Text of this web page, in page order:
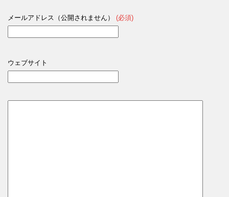
メールアドレス（公開されません） (必須)
ウェブサイト